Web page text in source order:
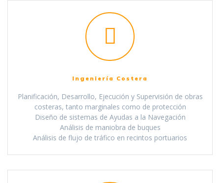
Ingeniería Costera
Planificación, Desarrollo, Ejecución y Supervisión de obras
costeras, tanto marginales como de protección
Diseño de sistemas de Ayudas a la Navegación
Análisis de maniobra de buques
Análisis de flujo de tráfico en recintos portuarios